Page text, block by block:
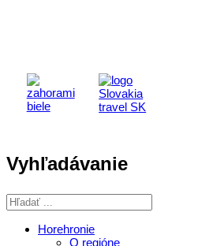
Vyhľadávanie
Horehronie
O regióne